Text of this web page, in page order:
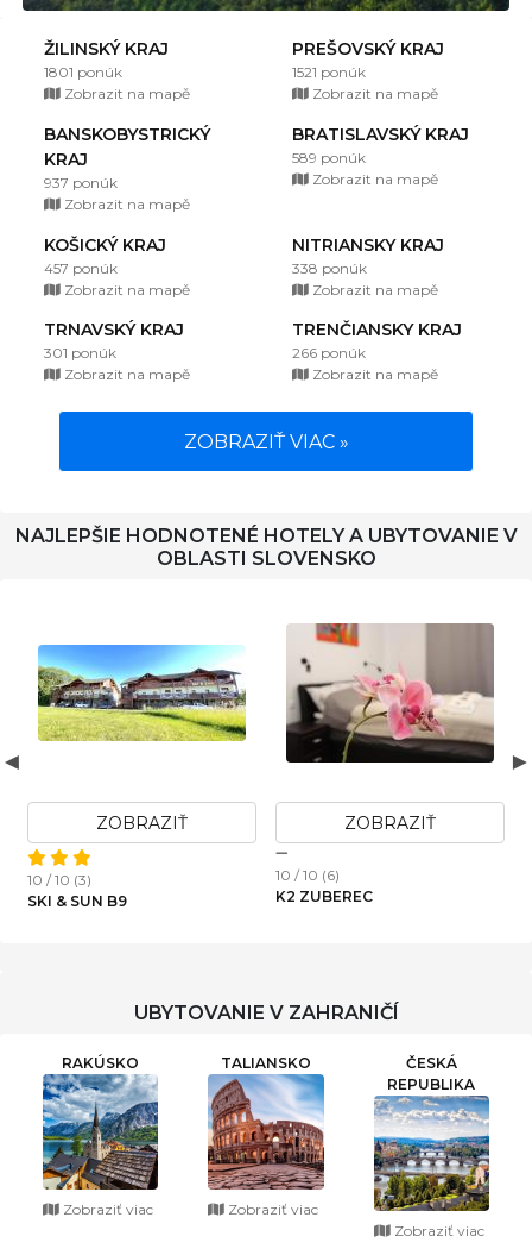
ŽILINSKÝ KRAJ
1801 ponúk
Zobrazit na mapě
PREŠOVSKÝ KRAJ
1521 ponúk
Zobrazit na mapě
BANSKOBYSTRICKÝ
KRAJ
937 ponúk
Zobrazit na mapě
BRATISLAVSKÝ KRAJ
589 ponúk
Zobrazit na mapě
KOŠICKÝ KRAJ
457 ponúk
Zobrazit na mapě
NITRIANSKY KRAJ
338 ponúk
Zobrazit na mapě
TRNAVSKÝ KRAJ
301 ponúk
Zobrazit na mapě
TRENČIANSKY KRAJ
266 ponúk
Zobrazit na mapě
ZOBRAZIŤ VIAC »
NAJLEPŠIE HODNOTENÉ HOTELY A UBYTOVANIE V
OBLASTI SLOVENSKO
ZOBRAZIŤ
K2 ZUBEREC
ZOBRAZIŤ
APARTMÁN HILLSIDE
UBYTOVANIE V ZAHRANIČÍ
RAKÚSKO
Zobraziť viac
TALIANSKO
Zobraziť viac
ČESKÁ
REPUBLIKA
Zobraziť viac